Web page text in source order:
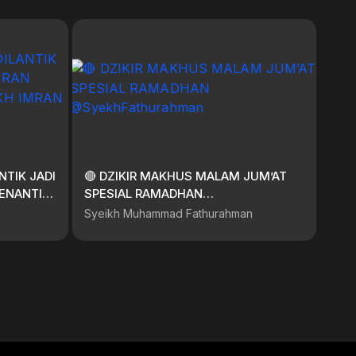
JADI
🔴 DZIKIR MAKHUS MALAM JUM’AT
SPESIAL RAMADHAN
@SyekhFathurahman
Syeikh Muhammad Fathurahman